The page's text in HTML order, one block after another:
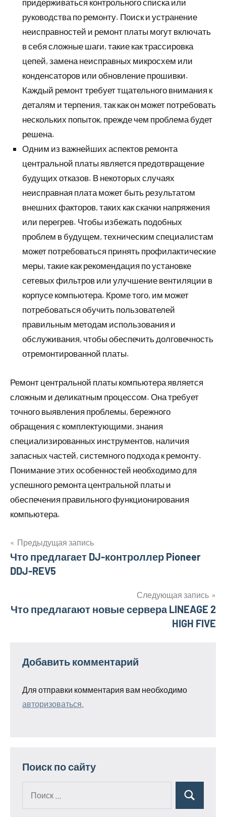
придерживаться контрольного списка или
руководства по ремонту. Поиск и устранение
неисправностей и ремонт платы могут включать
в себя сложные шаги, такие как трассировка
цепей, замена неисправных микросхем или
конденсаторов или обновление прошивки.
Каждый ремонт требует тщательного внимания к
деталям и терпения, так как он может потребовать
нескольких попыток, прежде чем проблема будет
решена.
Одним из важнейших аспектов ремонта
центральной платы является предотвращение
будущих отказов. В некоторых случаях
неисправная плата может быть результатом
внешних факторов, таких как скачки напряжения
или перегрев. Чтобы избежать подобных
проблем в будущем, техническим специалистам
может потребоваться принять профилактические
меры, такие как рекомендация по установке
сетевых фильтров или улучшение вентиляции в
корпусе компьютера. Кроме того, им может
потребоваться обучить пользователей
правильным методам использования и
обслуживания, чтобы обеспечить долговечность
отремонтированной платы.
Ремонт центральной платы компьютера является
сложным и деликатным процессом. Она требует
точного выявления проблемы, бережного
обращения с комплектующими, знания
специализированных инструментов, наличия
запасных частей, системного подхода к ремонту.
Понимание этих особенностей необходимо для
успешного ремонта центральной платы и
обеспечения правильного функционирования
компьютера.
Навигация
по
Предыдущая запись
Что предлагает DJ-контроллер Pioneer
DDJ-REV5
Следующая запись
Что предлагают новые сервера LINEAGE 2
HIGH FIVE
Добавить комментарий
Для отправки комментария вам необходимо
авторизоваться
Поиск по сайту
Поиск